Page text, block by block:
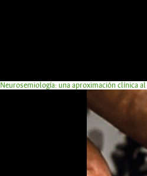
Neurosemiología: una aproximación clínica